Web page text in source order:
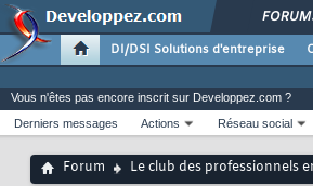
DI/DSI Solutions d'entreprise
Vous n'êtes pas encore inscrit sur Developpez.com ?
Derniers messages
Actions Réseau social
Forum Le club des professionnels